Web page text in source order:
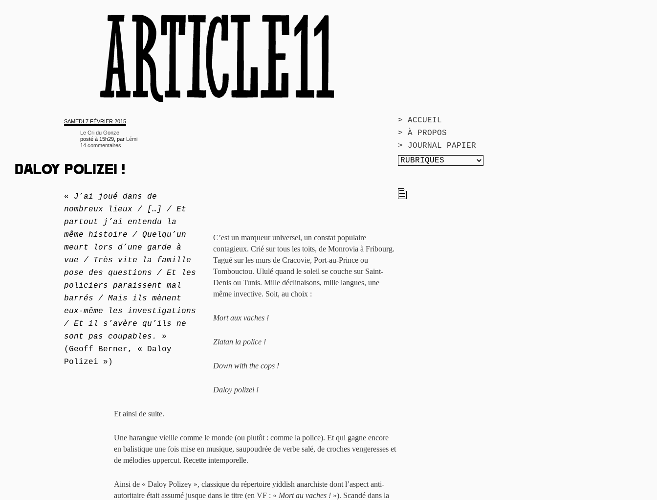
> ACCUEIL
> À PROPOS
> JOURNAL PAPIER
SAMEDI 7 FÉVRIER 2015
Le Cri du Gonze
posté à 15h29, par Lémi
14 commentaires
DALOY POLIZEI !
« J’ai joué dans de
nombreux lieux / […] / Et
partout j’ai entendu la
même histoire / Quelqu’un
meurt lors d’une garde à
vue / Très vite la famille
pose des questions / Et les
policiers paraissent mal
barrés / Mais ils mènent
eux-même les investigations
/ Et il s’avère qu’ils ne
sont pas coupables.
»
(Geoff Berner, « Daloy
Polizei »)
C’est un marqueur universel, un constat populaire
contagieux. Crié sur tous les toits, de Monrovia à Fribourg.
Tagué sur les murs de Cracovie, Port-au-Prince ou
Tombouctou. Ululé quand le soleil se couche sur Saint-
Denis ou Tunis. Mille déclinaisons, mille langues, une
même invective. Soit, au choix :
Mort aux vaches !
Zlatan la police !
Down with the cops !
Daloy polizei !
Et ainsi de suite.
Une harangue vieille comme le monde (ou plutôt : comme la police). Et qui gagne encore
en balistique une fois mise en musique, saupoudrée de verbe salé, de croches vengeresses et
de mélodies uppercut. Recette intemporelle.
Ainsi de « Daloy Polizey », classique du répertoire yiddish anarchiste dont l’aspect anti-
autoritaire était assumé jusque dans le titre (en VF : « Mort au vaches ! »). Scandé dans la